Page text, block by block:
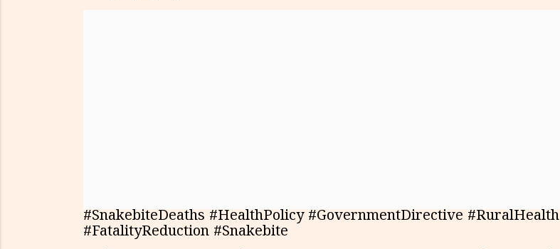
#SnakebiteDeaths #HealthPolicy #GovernmentDirective #RuralHealth
#FatalityReduction #Snakebite